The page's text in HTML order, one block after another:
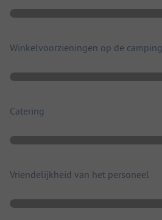
Winkelvoorzieningen op de camping
Catering
Vriendelijkheid van het personeel